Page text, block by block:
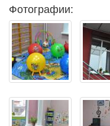
Фотографии: